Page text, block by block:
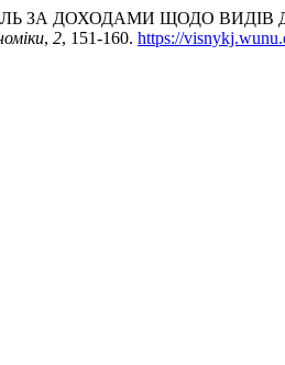
ЗА ДОХОДАМИ ЩОДО
, 2, 151-160. https://